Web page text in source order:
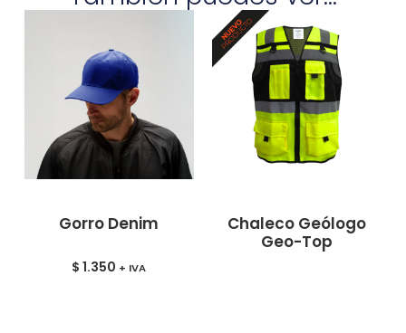
Gorro Denim
$ 1.350 + IVA
Chaleco Geólogo
Geo-Top